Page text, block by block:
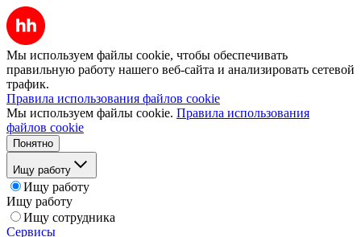
Мы используем файлы cookie, чтобы обеспечивать
правильную работу нашего веб-сайта и анализировать сетевой
трафик.
Правила использования файлов cookie
Мы используем файлы cookie. Правила использования
файлов cookie
Понятно
Ищу работу
Ищу работу
Ищу работу
Ищу сотрудника
Сервисы